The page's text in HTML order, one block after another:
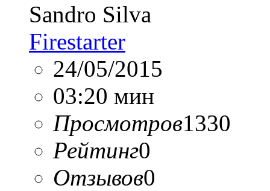
Sandro Silva
Firestarter
24/05/2015
03:20 мин
Просмотров1330
Рейтинг0
Отзывов0